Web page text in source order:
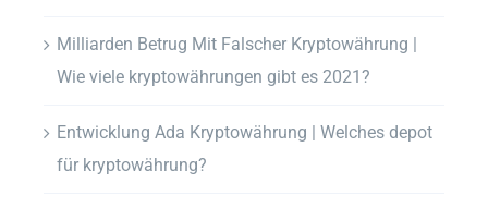
Milliarden Betrug Mit Falscher Kryptowährung |
Wie viele kryptowährungen gibt es 2021?
Entwicklung Ada Kryptowährung | Welches depot
für kryptowährung?